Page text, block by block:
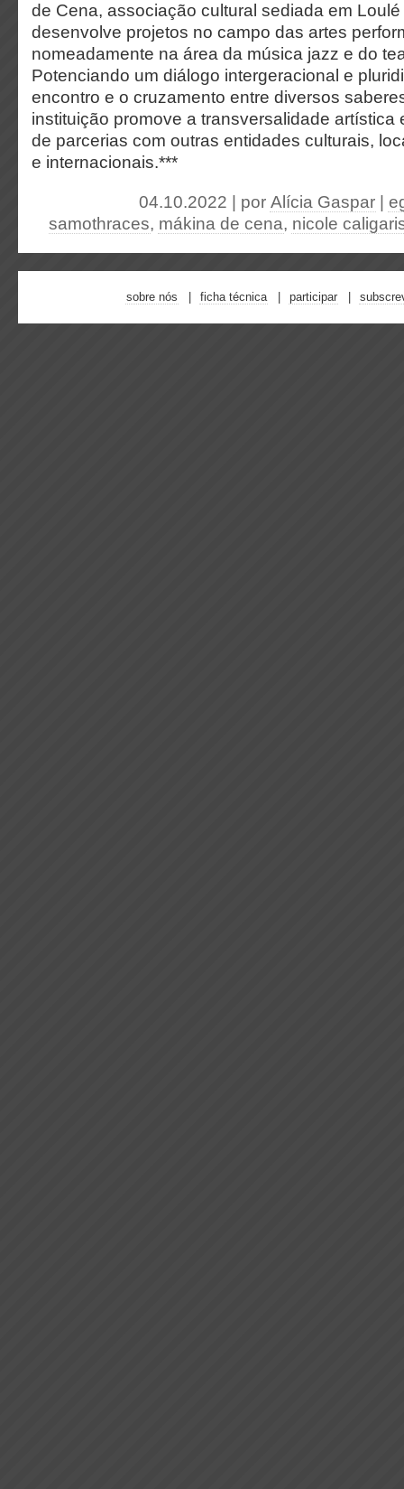
de Cena, associação cultural sediada em
desenvolve projetos no campo das artes
nomeadamente na área da música jazz e do
Potenciando um diálogo intergeracional e
encontro e o cruzamento entre diversos
instituição promove a transversalidade artística
de parcerias com outras entidades culturais,
e internacionais.***
04.10.2022 | por Alícia Gaspar
samothraces, mákina de cena, nicole
sobre nós ficha técnica participar